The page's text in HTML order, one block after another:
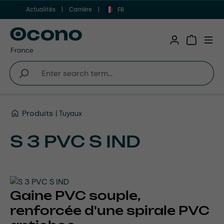
Aller au contenu principal
Actualités Carrière FR
Produits Tuyaux
S 3 PVC S IND
Gaine PVC souple,
renforcée d'une spirale PVC